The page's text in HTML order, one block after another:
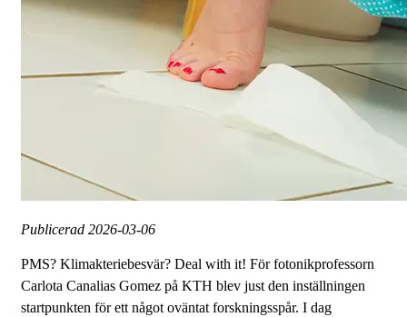
Publicerad 2026-03-06
PMS? Klimakteriebesvär? Deal with it! För fotonikprofessorn
Carlota Canalias Gomez på KTH blev just den inställningen
startpunkten för ett något oväntat forskningsspår. I dag